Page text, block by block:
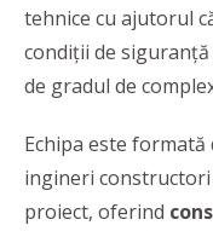
tehnice cu ajutorul
condiții de
de gradul de
Echipa este
ingineri constructori
proiect, oferind